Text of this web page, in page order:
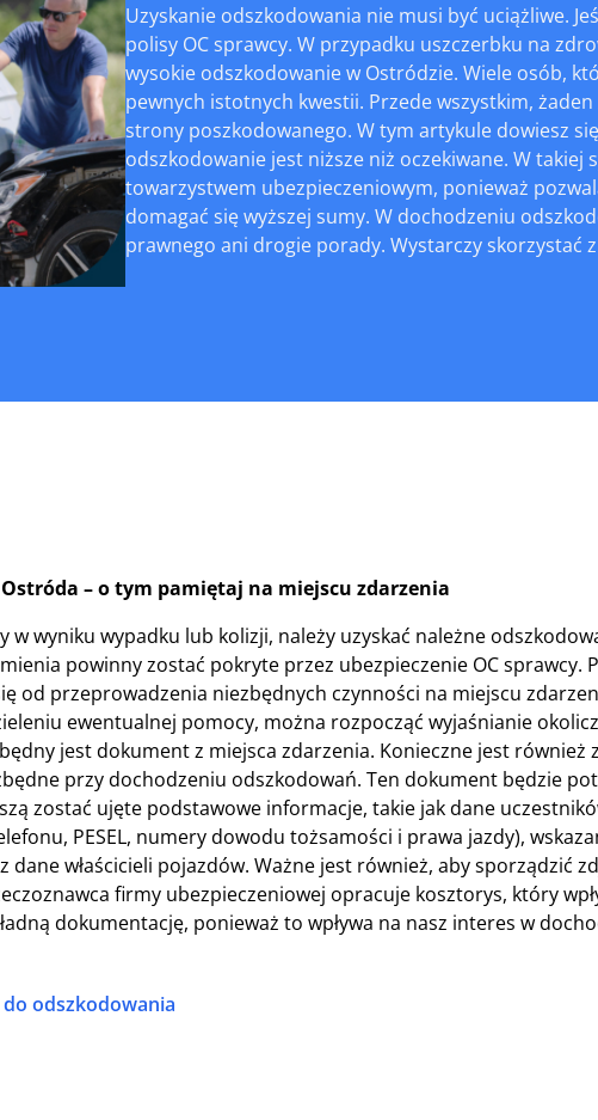
Uzyskanie odszkodowania nie musi być uciążliwe.
polisy OC sprawcy. W przypadku uszczerbku na
wysokie odszkodowanie w Ostródzie. Wiele osób,
pewnych istotnych kwestii. Przede wszystkim,
strony poszkodowanego. W tym artykule dowiesz
odszkodowanie jest niższe niż oczekiwane. W takiej
towarzystwem ubezpieczeniowym, ponieważ
domagać się wyższej sumy. W dochodzeniu
prawnego ani drogie porady. Wystarczy
– o tym pamiętaj na miejscu zdarzenia
w wyniku wypadku lub kolizji, należy uzyskać należne
powinny zostać pokryte przez ubezpieczenie OC sprawcy.
od przeprowadzenia niezbędnych czynności na miejscu
ewentualnej pomocy, można rozpocząć wyjaśnianie
jest dokument z miejsca zdarzenia. Konieczne jest również
przy dochodzeniu odszkodowań. Ten dokument będzie
zostać ujęte podstawowe informacje, takie jak dane
PESEL, numery dowodu tożsamości i prawa jazdy),
dane właścicieli pojazdów. Ważne jest również, aby sporządzić
firmy ubezpieczeniowej opracuje kosztorys, który
dokumentację, ponieważ to wpływa na nasz interes w
odszkodowania